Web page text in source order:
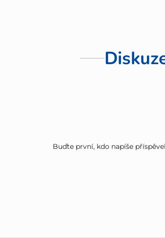
Buďte první, kdo napíše